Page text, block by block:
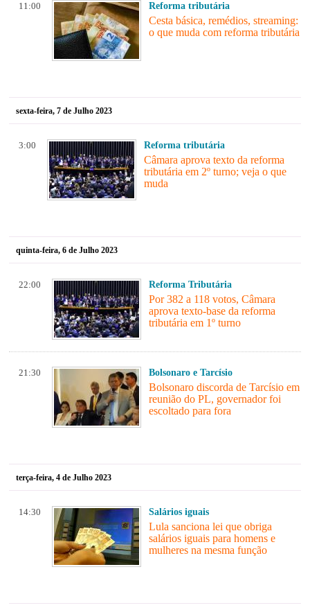
11:00 Reforma tributária
Cesta básica, remédios, streaming:
o que muda com reforma tributária
sexta-feira, 7 de Julho 2023
3:00 Reforma tributária
Câmara aprova texto da reforma
tributária em 2º turno; veja o que
muda
quinta-feira, 6 de Julho 2023
22:00 Reforma Tributária
Por 382 a 118 votos, Câmara
aprova texto-base da reforma
tributária em 1º turno
21:30 Bolsonaro e Tarcísio
Bolsonaro discorda de Tarcísio em
reunião do PL, governador foi
escoltado para fora
terça-feira, 4 de Julho 2023
14:30 Salários iguais
Lula sanciona lei que obriga
salários iguais para homens e
mulheres na mesma função